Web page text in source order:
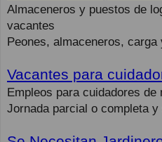
Almaceneros y puestos de
vacantes
Peones, almaceneros, carga
Vacantes para
Empleos para cuidadores
Jornada parcial o completa y